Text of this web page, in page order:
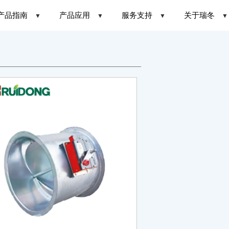
品指南 ▼ 产品应用 ▼ 服务支持 ▼ 关于瑞冬 ▼